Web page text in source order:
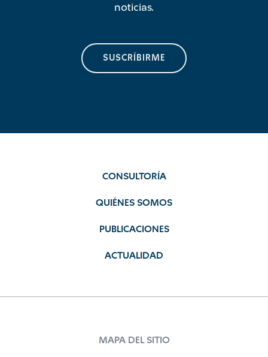
noticias.
SUSCRÍBIRME
CONSULTORÍA
QUIÉNES SOMOS
PUBLICACIONES
ACTUALIDAD
MAPA DEL SITIO